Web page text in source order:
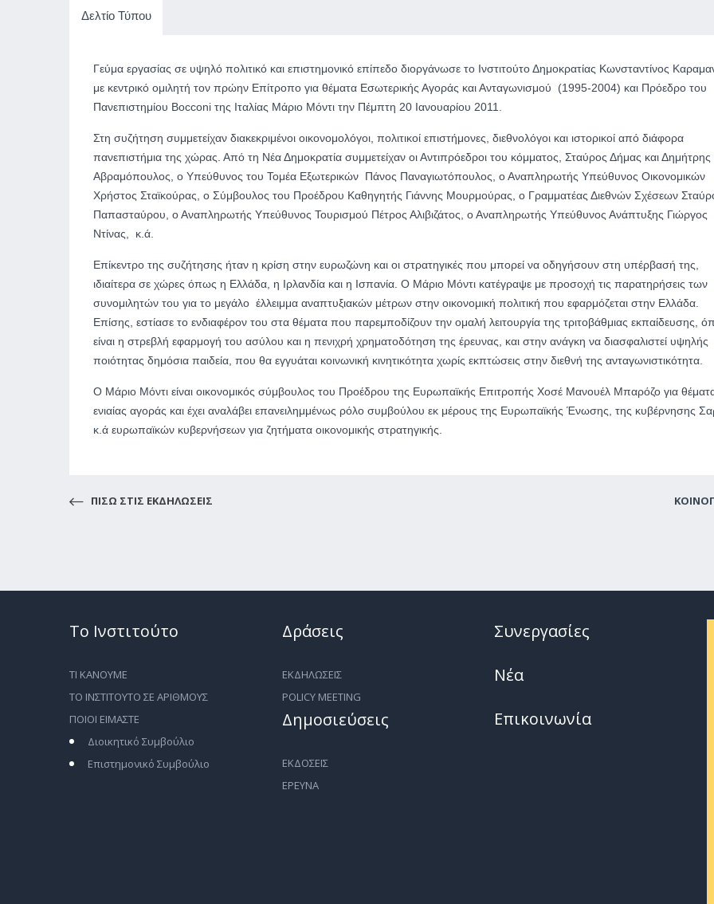
Δελτίο Τύπου
Γεύμα εργασίας σε υψηλό πολιτικό και επιστημονικό επίπεδο διοργάνωσε το Ινστιτούτο Δημοκρατίας Κωνσταντίνος
με κεντρικό ομιλητή τον πρώην Επίτροπο για θέματα Εσωτερικής Αγοράς και Ανταγωνισμού (1995-2004) και Πρόεδρο του
Πανεπιστημίου Bocconi της Ιταλίας Μάριο Μόντι την Πέμπτη 20 Ιανουαρίου 2011.
Στη συζήτηση συμμετείχαν διακεκριμένοι οικονομολόγοι, πολιτικοί επιστήμονες, διεθνολόγοι και ιστορικοί από διάφορα
πανεπιστήμια της χώρας. Από τη Νέα Δημοκρατία συμμετείχαν οι Αντιπρόεδροι του κόμματος, Σταύρος Δήμας και Δημήτρης
Αβραμόπουλος, ο Υπεύθυνος του Τομέα Εξωτερικών Πάνος Παναγιωτόπουλος, ο Αναπληρωτής Υπεύθυνος Οικονομικών
Χρήστος Σταϊκούρας, ο Σύμβουλος του Προέδρου Καθηγητής Γιάννης Μουρμούρας, ο Γραμματέας Διεθνών Σχέσεων
Παπασταύρου, ο Αναπληρωτής Υπεύθυνος Τουρισμού Πέτρος Αλιβιζάτος, ο Αναπληρωτής Υπεύθυνος Ανάπτυξης Γιώργος
Ντίνας, κ.ά.
Επίκεντρο της συζήτησης ήταν η κρίση στην ευρωζώνη και οι στρατηγικές που μπορεί να οδηγήσουν στη υπέρβασή της,
ιδιαίτερα σε χώρες όπως η Ελλάδα, η Ιρλανδία και η Ισπανία. Ο Μάριο Μόντι κατέγραψε με προσοχή τις παρατηρήσεις των
συνομιλητών του για το μεγάλο έλλειμμα αναπτυξιακών μέτρων στην οικονομική πολιτική που εφαρμόζεται στην Ελλάδα.
Επίσης, εστίασε το ενδιαφέρον του στα θέματα που παρεμποδίζουν την ομαλή λειτουργία της τριτοβάθμιας εκπαίδευσης,
είναι η στρεβλή εφαρμογή του ασύλου και η πενιχρή χρηματοδότηση της έρευνας, και στην ανάγκη να διασφαλιστεί υψηλής
ποιότητας δημόσια παιδεία, που θα εγγυάται κοινωνική κινητικότητα χωρίς εκπτώσεις στην διεθνή της ανταγωνιστικότητα.
Ο Μάριο Μόντι είναι οικονομικός σύμβουλος του Προέδρου της Ευρωπαϊκής Επιτροπής Χοσέ Μανουέλ Μπαρόζο για
ενιαίας αγοράς και έχει αναλάβει επανειλημμένως ρόλο συμβούλου εκ μέρους της Ευρωπαϊκής Ένωσης, της κυβέρνησης
κ.ά ευρωπαϊκών κυβερνήσεων για ζητήματα οικονομικής στρατηγικής.
ΠΙΣΩ ΣΤΙΣ ΕΚΔΗΛΩΣΕΙΣ
Το Ινστιτούτο
ΤΙ ΚΑΝΟΥΜΕ
ΤΟ ΙΝΣΤΙΤΟΥΤΟ ΣΕ ΑΡΙΘΜΟΥΣ
ΠΟΙΟΙ ΕΙΜΑΣΤΕ
Διοικητικό Συμβούλιο
Επιστημονικό Συμβούλιο
Δράσεις
ΕΚΔΗΛΩΣΕΙΣ
POLICY MEETING
Δημοσιεύσεις
ΕΚΔΟΣΕΙΣ
ΕΡΕΥΝΑ
Συνεργασίες
Νέα
Επικοινωνία